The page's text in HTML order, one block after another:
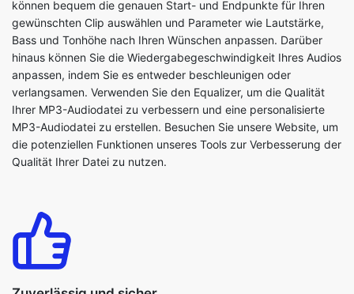
anpassen, indem Sie es entweder beschleunigen oder
verlangsamen. Verwenden Sie den Equalizer, um die Qualität
Ihrer MP3-Audiodatei zu verbessern und eine personalisierte
MP3-Audiodatei zu erstellen. Besuchen Sie unsere Website, um
die potenziellen Funktionen unseres Tools zur Verbesserung der
Qualität Ihrer Datei zu nutzen.
Zuverlässig und sicher
Möchten Sie präzise MP3-Dateibearbeitungen erreichen?
Suchen Sie nicht weiter als unser MP3-Editor-Online-Tool, mit